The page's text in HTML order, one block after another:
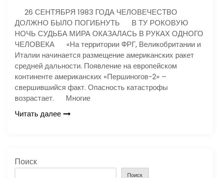
26 СЕНТЯБРЯ 1983 ГОДА ЧЕЛОВЕЧЕСТВО
ДОЛЖНО БЫЛО ПОГИБНУТЬ В ТУ РОКОВУЮ
НОЧЬ СУДЬБА МИРА ОКАЗАЛАСЬ В РУКАХ ОДНОГО
ЧЕЛОВЕКА «На территории ФРГ, Великобритании и
Италии начинается размещение американских ракет
средней дальности. Появление на европейском
континенте американских «Першиногов-2» –
свершившийся факт. Опасность катастрофы
возрастает. Многие
Читать далее
Поиск
Поиск